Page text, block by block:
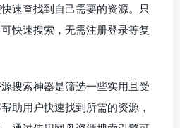
速查找到自己需要的资源。只
快速搜索，无需注册登录等复
搜索神器是筛选一些实用且受
助用户快速找到所需的资源，